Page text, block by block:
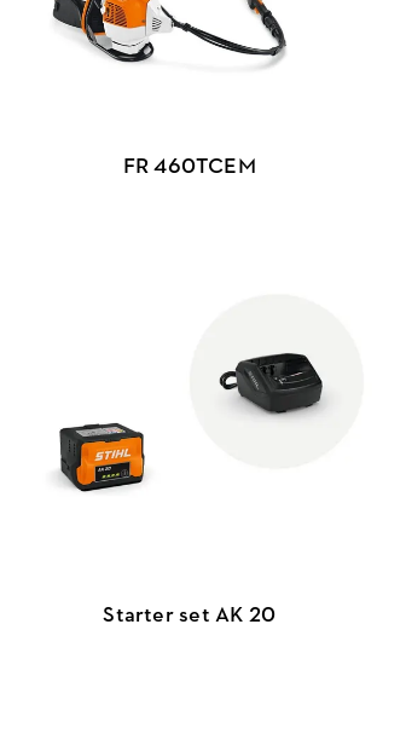
FR 460TCEM
Starter set AK 20